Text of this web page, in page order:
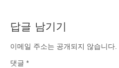
답글 남기기
이메일 주소는 공개되지 않습니다.
댓글 *